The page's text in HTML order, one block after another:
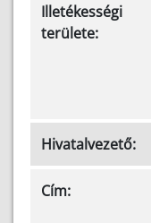
Illetékességi
területe:
Hivatalvezető:
Cím: